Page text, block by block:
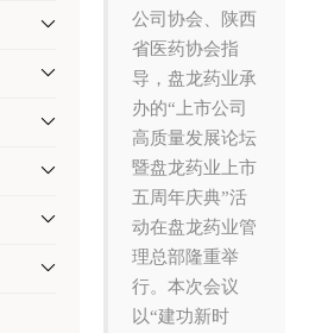
公司协会、陕西
省医药协会指
导，盘龙药业承
办的“上市公司
高质量发展论坛
暨盘龙药业上市
五周年庆典”活
动在盘龙药业管
理总部隆重举
行。本次会议
以“建功新时